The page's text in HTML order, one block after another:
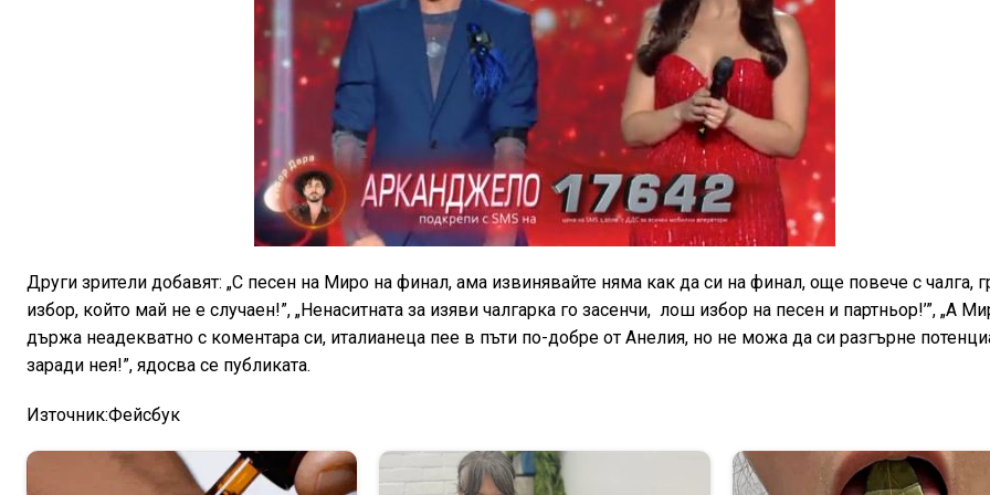
Други зрители добавят: „С песен на Миро на финал, ама извинявайте няма как да си на финал, още повече с чалга,
избор, който май не е случаен!”, „Ненаситната за изяви чалгарка го засенчи, лош избор на песен и партньор!’”, „А
държа неадекватно с коментара си, италианеца пее в пъти по-добре от Анелия, но не можа да си разгърне
заради нея!”, ядосва се публиката.
Източник:Фейсбук